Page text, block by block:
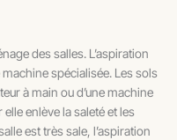
des salles. L’aspiration
machine spécialisée. Les sols
à main ou d’une machine
enlève la saleté et les
est très sale, l’aspiration